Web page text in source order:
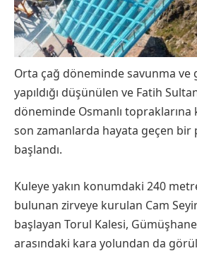
Orta çağ döneminde savunma ve
yapıldığı düşünülen ve Fatih
döneminde Osmanlı topraklarına
son zamanlarda hayata geçen bir
başlandı.
Kuleye yakın konumdaki 240
bulunan zirveye kurulan Cam
başlayan Torul Kalesi,
arasındaki kara yolundan da